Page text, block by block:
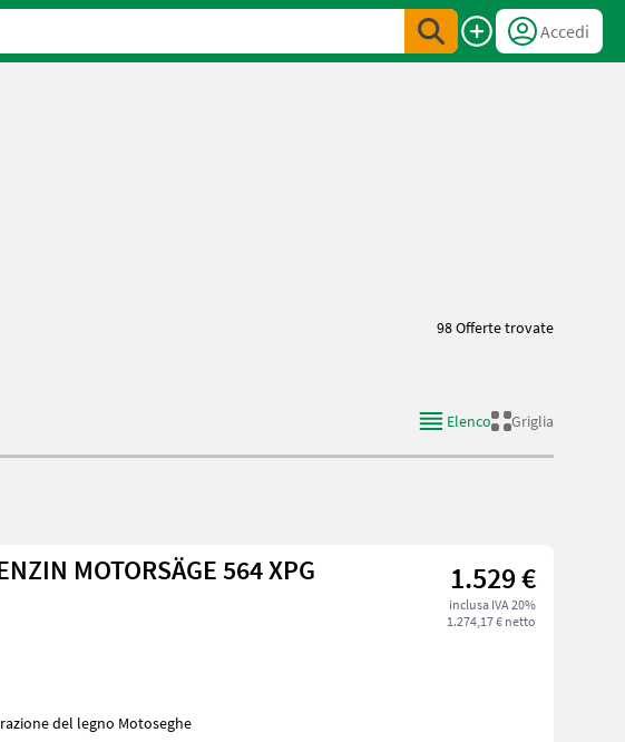
Accedi
98 Offerte trovate
Elenco
Griglia
MOTORSÄGE 564 XPG
1.529 €
inclusa IVA 20%
1.274,17 € netto
del legno Motoseghe